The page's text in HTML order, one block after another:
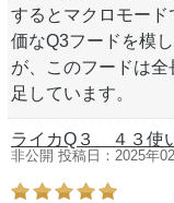
するとマクロモー
価なQ3フードを模
が、このフードは
足しています。
ライカQ３＿４３使
非公開 投稿日：2025年